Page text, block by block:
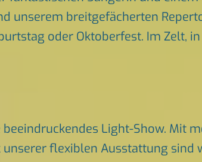
unserem breitgefächerten
oder Oktoberfest. Im Zelt,
Light-Show. Mit
unserer flexiblen Ausstattung sind